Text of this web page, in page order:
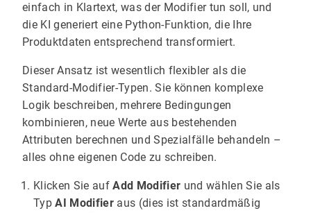
einfach in Klartext, was der Modifier tun soll, und
die KI generiert eine Python-Funktion, die Ihre
Produktdaten entsprechend transformiert.
Dieser Ansatz ist wesentlich flexibler als die
Standard-Modifier-Typen. Sie können komplexe
Logik beschreiben, mehrere Bedingungen
kombinieren, neue Werte aus bestehenden
Attributen berechnen und Spezialfälle behandeln –
alles ohne eigenen Code zu schreiben.
Klicken Sie aufAdd Modifier und wählen Sie als
TypAI Modifieraus (dies ist standardmäßig